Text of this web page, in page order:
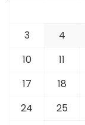
3
4
10
11
17
18
24
25